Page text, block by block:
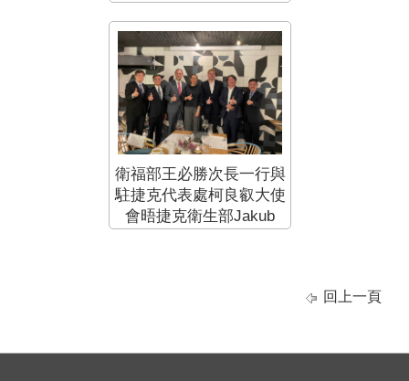
Pavlovic 次長(1)
衛福部王必勝次長一行與
駐捷克代表處柯良叡大使
會晤捷克衛生部Jakub
回上一頁